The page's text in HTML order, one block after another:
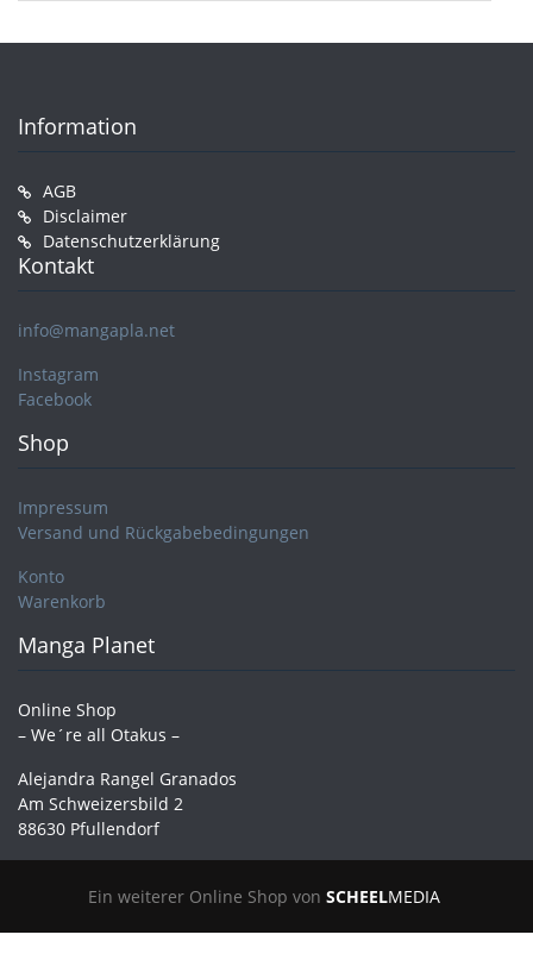
Information
AGB
Disclaimer
Datenschutzerklärung
Kontakt
info@mangapla.net
Instagram
Facebook
Shop
Impressum
Versand und Rückgabebedingungen
Konto
Warenkorb
Manga Planet
Online Shop
– We´re all Otakus –
Alejandra Rangel Granados
Am Schweizersbild 2
88630 Pfullendorf
Ein weiterer Online Shop von SCHEELMEDIA